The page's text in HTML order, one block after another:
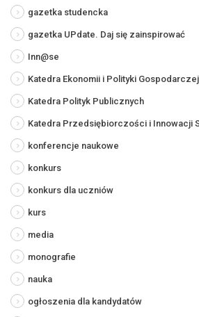
gazetka studencka
gazetka UPdate. Daj się zainspirować
Inn@se
Katedra Ekonomii i Polityki Gospodarczej
Katedra Polityk Publicznych
Katedra Przedsiębiorczości i Innowacji
konferencje naukowe
konkurs
konkurs dla uczniów
kurs
media
monografie
nauka
ogłoszenia dla kandydatów